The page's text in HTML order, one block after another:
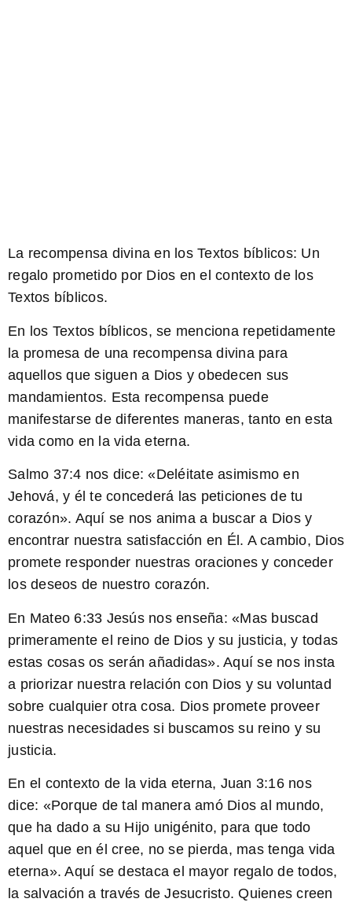
La recompensa divina en los Textos bíblicos: Un
regalo prometido por Dios en el contexto de los
Textos bíblicos.
En los Textos bíblicos, se menciona repetidamente
la promesa de una recompensa divina para
aquellos que siguen a Dios y obedecen sus
mandamientos. Esta recompensa puede
manifestarse de diferentes maneras, tanto en esta
vida como en la vida eterna.
Salmo 37:4 nos dice: «Deléitate asimismo en
Jehová, y él te concederá las peticiones de tu
corazón». Aquí se nos anima a buscar a Dios y
encontrar nuestra satisfacción en Él. A cambio, Dios
promete responder nuestras oraciones y conceder
los deseos de nuestro corazón.
En Mateo 6:33 Jesús nos enseña: «Mas buscad
primeramente el reino de Dios y su justicia, y todas
estas cosas os serán añadidas». Aquí se nos insta
a priorizar nuestra relación con Dios y su voluntad
sobre cualquier otra cosa. Dios promete proveer
nuestras necesidades si buscamos su reino y su
justicia.
En el contexto de la vida eterna, Juan 3:16nos
dice: «Porque de tal manera amó Dios al mundo,
que ha dado a su Hijo unigénito, para que todo
aquel que en él cree, no se pierda, mas tenga vida
eterna». Aquí se destaca el mayor regalo de todos,
la salvación a través de Jesucristo. Quienes creen